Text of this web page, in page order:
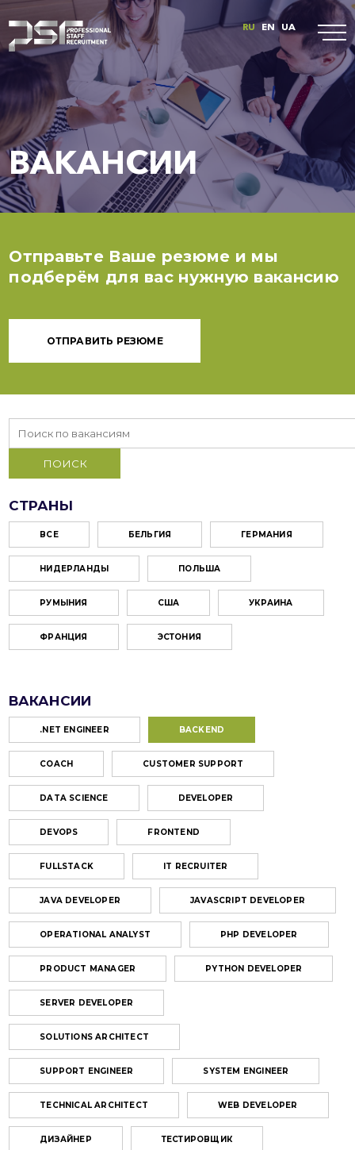
RU EN UA
ВАКАНСИИ
Отправьте Ваше резюме и мы
подберём для вас нужную вакансию
ОТПРАВИТЬ РЕЗЮМЕ
СТРАНЫ
ВСЕ БЕЛЬГИЯ ГЕРМАНИЯ
НИДЕРЛАНДЫ ПОЛЬША
РУМЫНИЯ США УКРАИНА
ФРАНЦИЯ ЭСТОНИЯ
ВАКАНСИИ
.NET ENGINEER BACKEND
COACH CUSTOMER SUPPORT
DATA SCIENCE DEVELOPER
DEVOPS FRONTEND
FULLSTACK IT RECRUITER
JAVA DEVELOPER JAVASCRIPT DEVELOPER
OPERATIONAL ANALYST PHP DEVELOPER
PRODUCT MANAGER PYTHON DEVELOPER
SERVER DEVELOPER
SOLUTIONS ARCHITECT
SUPPORT ENGINEER SYSTEM ENGINEER
TECHNICAL ARCHITECT WEB DEVELOPER
ДИЗАЙНЕР ТЕСТИРОВЩИК